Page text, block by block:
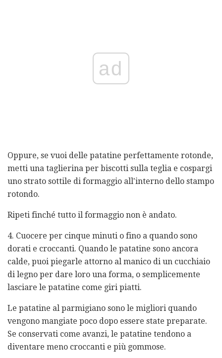
ad
Oppure, se vuoi delle patatine perfettamente rotonde,
metti una taglierina per biscotti sulla teglia e cospargi
uno strato sottile di formaggio all'interno dello stampo
rotondo.
Ripeti finché tutto il formaggio non è andato.
4. Cuocere per cinque minuti o fino a quando sono
dorati e croccanti. Quando le patatine sono ancora
calde, puoi piegarle attorno al manico di un cucchiaio
di legno per dare loro una forma, o semplicemente
lasciare le patatine come giri piatti.
Le patatine al parmigiano sono le migliori quando
vengono mangiate poco dopo essere state preparate.
Se conservati come avanzi, le patatine tendono a
diventare meno croccanti e più gommose.